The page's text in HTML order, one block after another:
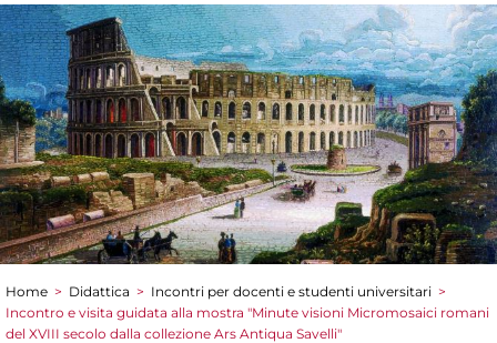
Tu sei qui
Home > Didattica > Incontri per docenti e studenti universitari >
Incontro e visita guidata alla mostra "Minute visioni Micromosaici romani
del XVIII secolo dalla collezione Ars Antiqua Savelli"